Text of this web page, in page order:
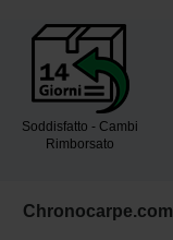
Soddisfatto - Cambi
Rimborsato
Chronocarpe.com